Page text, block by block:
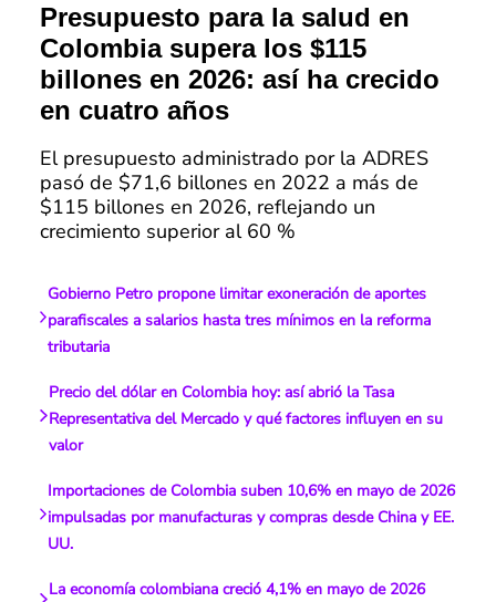
Presupuesto para la salud en
Colombia supera los $115
billones en 2026: así ha crecido
en cuatro años
El presupuesto administrado por la ADRES
pasó de $71,6 billones en 2022 a más de
$115 billones en 2026, reflejando un
crecimiento superior al 60 %
Gobierno Petro propone limitar exoneración de aportes
parafiscales a salarios hasta tres mínimos en la reforma
tributaria
Precio del dólar en Colombia hoy: así abrió la Tasa
Representativa del Mercado y qué factores influyen en su
valor
Importaciones de Colombia suben 10,6% en mayo de 2026
impulsadas por manufacturas y compras desde China y EE.
UU.
La economía colombiana creció 4,1% en mayo de 2026